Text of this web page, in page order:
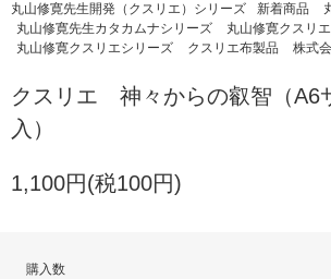
丸山修寛先生開発（クスリエ）シリーズ 新着商品
丸山修寛先生カタカムナシリーズ
丸山修寛クスリ
丸山修寛クスリエシリーズ
クスリエ布製品 株式
クスリエ 神々からの叡智（A6
入）
1,100円(税100円)
購入数